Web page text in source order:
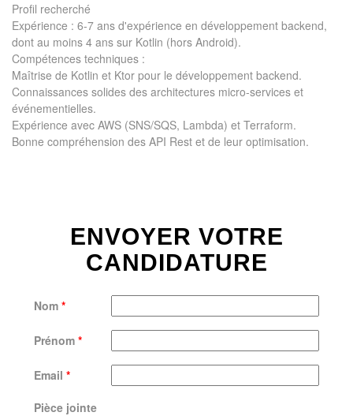
Profil recherché
Expérience : 6-7 ans d'expérience en développement backend,
dont au moins 4 ans sur Kotlin (hors Android).
Compétences techniques :
Maîtrise de Kotlin et Ktor pour le développement backend.
Connaissances solides des architectures micro-services et
événementielles.
Expérience avec AWS (SNS/SQS, Lambda) et Terraform.
Bonne compréhension des API Rest et de leur optimisation.
ENVOYER VOTRE
CANDIDATURE
Nom *
Prénom *
Email *
Pièce jointe